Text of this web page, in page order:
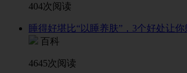
404次阅读
睡得好堪比“以睡养肤”，3个好处让你
百科
4645次阅读